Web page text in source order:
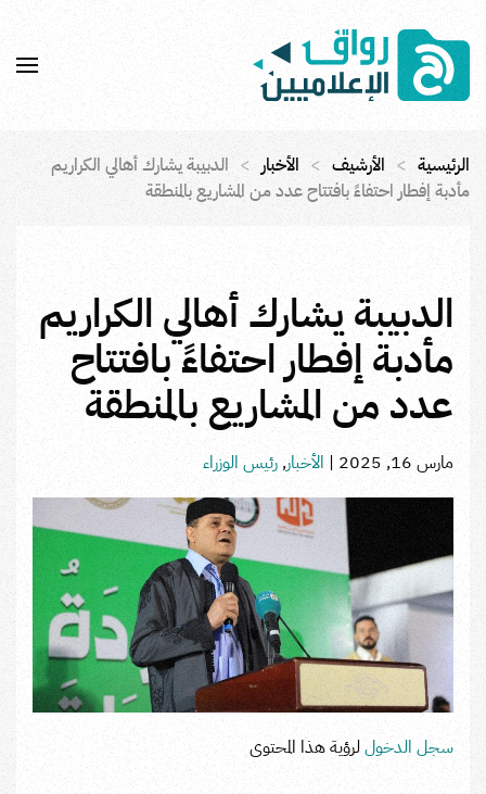
Skip to main content
الرئيسية الأرشيف الأخبار
الدبيبة يشارك أهالي الكراريم
مأدبة إفطار احتفاءً بافتتاح عدد من المشاريع بالمنطقة
الدبيبة يشارك أهالي الكراريم
مأدبة إفطار احتفاءً بافتتاح
عدد من المشاريع بالمنطقة
مارس 16, 2025 | الأخبار,رئيس الوزراء
سجل الدخوللرؤية هذا المحتوى